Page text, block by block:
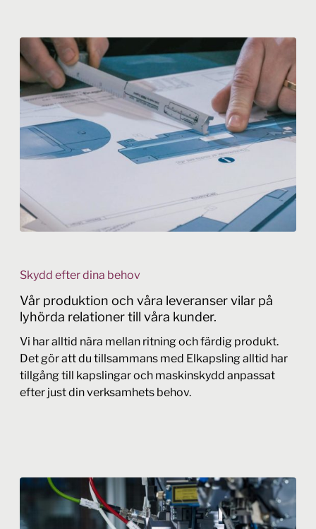
Skydd efter dina behov
Vår produktion och våra leveranser vilar på
lyhörda relationer till våra kunder.
Vi har alltid nära mellan ritning och färdig produkt.
Det gör att du tillsammans med Elkapsling alltid har
tillgång till kapslingar och maskinskydd anpassat
efter just din verksamhets behov.